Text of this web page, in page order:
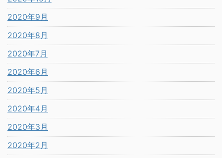
2020年9月
2020年8月
2020年7月
2020年6月
2020年5月
2020年4月
2020年3月
2020年2月